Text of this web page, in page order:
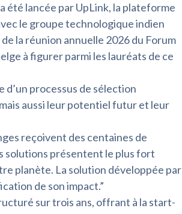
été lancée par UpLink, la plateforme
le groupe technologique indien
la réunion annuelle 2026 du Forum
à figurer parmi les lauréats de ce
d’un processus de sélection
aussi leur potentiel futur et leur
reçoivent des centaines de
solutions présentent le plus fort
planète. La solution développée par
de son impact.”
sur trois ans, offrant à la start-